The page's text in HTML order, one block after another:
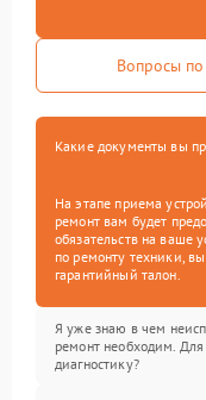
Вопросы
Какие документы вы
На этапе приема
ремонт вам будет
обязательств на ваше
по ремонту техники,
гарантийный талон.
Я уже знаю в чем
ремонт необходим. Для
диагностику?